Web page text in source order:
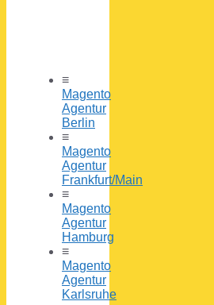
≡
Magento
Agentur
Berlin
≡
Magento
Agentur
Frankfurt/Main
≡
Magento
Agentur
Hamburg
≡
Magento
Agentur
Karlsruhe